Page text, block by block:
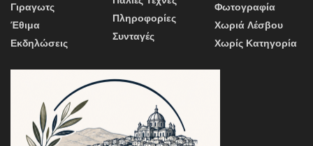
Γιραγωτς
Έθιμα
Εκδηλώσεις
Πληροφορίες
Συνταγές
Φωτογραφία
Χωριά Λέσβου
Χωρίς Κατηγορία